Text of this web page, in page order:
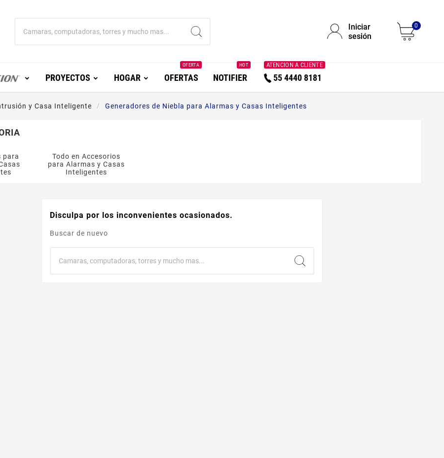
Iniciar
sesión
0
PROYECTOS HOGAR OFERTAS
OFERTA
NOTIFIER
HOT
55 4440 8181
ATENCION A CLIENTE
y Casa Inteligente Generadores de Niebla para Alarmas y Casas Inteligentes
para
Todo en Accesorios
para Alarmas y Casas
Inteligentes
Disculpa por los inconvenientes ocasionados.
Buscar de nuevo